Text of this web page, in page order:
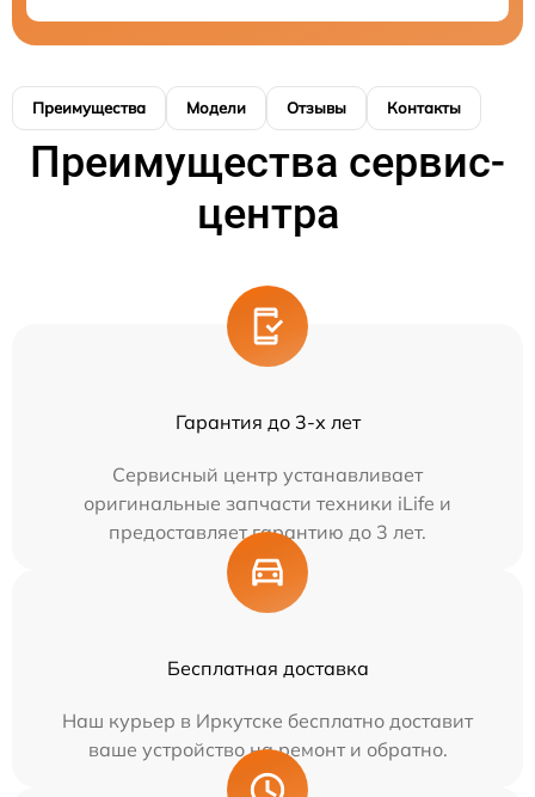
Преимущества Модели Отзывы Контакты
Преимущества сервис-
центра
Гарантия до 3-х лет
Сервисный центр устанавливает
оригинальные запчасти техники iLife и
предоставляет гарантию до 3 лет.
Бесплатная доставка
Наш курьер в Иркутске бесплатно доставит
ваше устройство на ремонт и обратно.